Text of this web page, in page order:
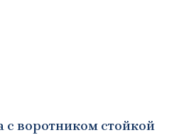
с воротником стойкой